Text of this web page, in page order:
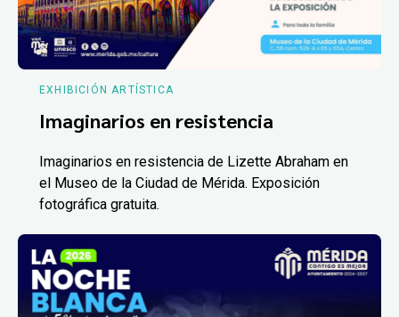
EXHIBICIÓN ARTÍSTICA
Imaginarios en resistencia
Imaginarios en resistencia de Lizette Abraham en
el Museo de la Ciudad de Mérida. Exposición
fotográfica gratuita.